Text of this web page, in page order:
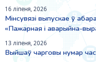
16 ліпеня, 2026
Мінсувязі выпускае ў
«Пажарная і аварыйна-
13 ліпеня, 2026
Выйшаў чарговы нумар